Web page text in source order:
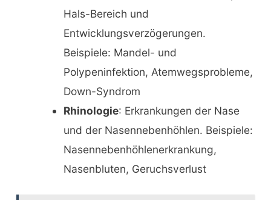
Hals-Bereich und
Entwicklungsverzögerungen.
Beispiele: Mandel- und
Polypeninfektion, Atemwegsprobleme,
Down-Syndrom
Rhinologie: Erkrankungen der Nase
und der Nasennebenhöhlen. Beispiele:
Nasennebenhöhlenerkrankung,
Nasenbluten, Geruchsverlust